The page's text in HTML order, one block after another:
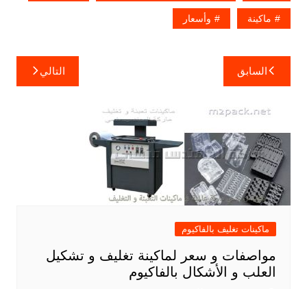
ماكينة وأسعار
تصفّح
المقالات
السابق التالي
ماكينات تغليف بالفاكيوم
مواصفات و سعر لماكينة تغليف و تشكيل
العلب و الأشكال بالفاكيوم